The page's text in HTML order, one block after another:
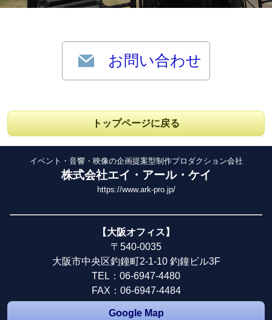
お問い合わせ
トップページに戻る
イベント・音響・映像の企画提案型制作プロダクション会社
株式会社エイ・アール・ケイ
https://www.ark-pro.jp/
【大阪オフィス】
〒540-0035
大阪市中央区釣鐘町2-1-10 釣鐘ビル3F
TEL：06-6947-4480
FAX：06-6947-4484
Google Map